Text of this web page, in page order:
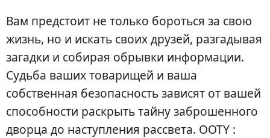
Вам предстоит не только бороться за свою
жизнь, но и искать своих друзей, разгадывая
загадки и собирая обрывки информации.
Судьба ваших товарищей и ваша
собственная безопасность зависят от вашей
способности раскрыть тайну заброшенного
дворца до наступления рассвета. OOTY :